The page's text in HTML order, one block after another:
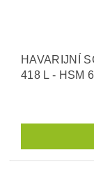
HAVARIJNÍ
418 L - HSM